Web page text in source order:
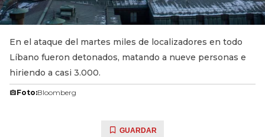
En el ataque del martes miles de localizadores en todo
Líbano fueron detonados, matando a nueve personas e
hiriendo a casi 3.000.
Foto:Bloomberg
GUARDAR